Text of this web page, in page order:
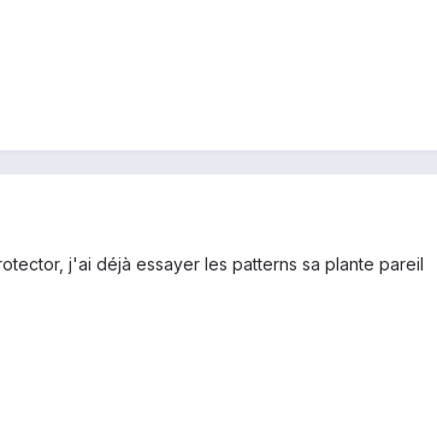
j'ai déjà essayer les patterns sa plante pareil